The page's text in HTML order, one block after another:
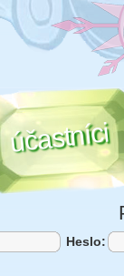
účastníci
Heslo: